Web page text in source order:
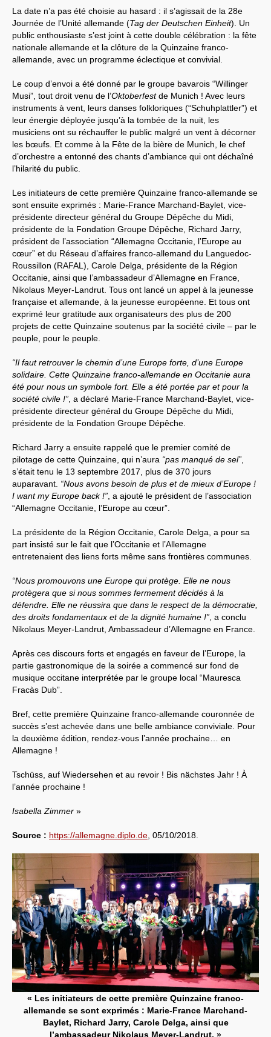
La date n’a pas été choisie au hasard : il s’agissait de la 28e
Journée de l’Unité allemande (Tag der Deutschen Einheit). Un
public enthousiaste s’est joint à cette double célébration : la fête
nationale allemande et la clôture de la Quinzaine franco-
allemande, avec un programme éclectique et convivial.
Le coup d’envoi a été donné par le groupe bavarois “Willinger
Musi”, tout droit venu de l’Oktoberfestde Munich ! Avec leurs
instruments à vent, leurs danses folkloriques (“Schuhplattler”) et
leur énergie déployée jusqu’à la tombée de la nuit, les
musiciens ont su réchauffer le public malgré un vent à décorner
les bœufs. Et comme à la Fête de la bière de Munich, le chef
d’orchestre a entonné des chants d’ambiance qui ont déchaîné
l’hilarité du public.
Les initiateurs de cette première Quinzaine franco-allemande se
sont ensuite exprimés : Marie-France Marchand-Baylet, vice-
présidente directeur général du Groupe Dépêche du Midi,
présidente de la Fondation Groupe Dépêche, Richard Jarry,
président de l’association “Allemagne Occitanie, l’Europe au
cœur” et du Réseau d’affaires franco-allemand du Languedoc-
Roussillon (RAFAL), Carole Delga, présidente de la Région
Occitanie, ainsi que l’ambassadeur d’Allemagne en France,
Nikolaus Meyer-Landrut. Tous ont lancé un appel à la jeunesse
française et allemande, à la jeunesse européenne. Et tous ont
exprimé leur gratitude aux organisateurs des plus de 200
projets de cette Quinzaine soutenus par la société civile – par le
peuple, pour le peuple.
“Il faut retrouver le chemin d’une Europe forte, d’une Europe
solidaire. Cette Quinzaine franco-allemande en Occitanie aura
été pour nous un symbole fort. Elle a été portée par et pour la
société civile !” , a déclaré Marie-France Marchand-Baylet, vice-
présidente directeur général du Groupe Dépêche du Midi,
présidente de la Fondation Groupe Dépêche.
Richard Jarry a ensuite rappelé que le premier comité de
pilotage de cette Quinzaine, qui n’aura “pas manqué de sel”
s’était tenu le 13 septembre 2017, plus de 370 jours
auparavant. “Nous avons besoin de plus et de mieux d’Europe !
I want my Europe back !” , a ajouté le président de l’association
“Allemagne Occitanie, l’Europe au cœur”.
La présidente de la Région Occitanie, Carole Delga, a pour sa
part insisté sur le fait que l’Occitanie et l’Allemagne
entretenaient des liens forts même sans frontières communes.
“Nous promouvons une Europe qui protège. Elle ne nous
protègera que si nous sommes fermement décidés à la
défendre. Elle ne réussira que dans le respect de la démocratie,
des droits fondamentaux et de la dignité humaine !” , a conclu
Nikolaus Meyer-Landrut, Ambassadeur d’Allemagne en France.
Après ces discours forts et engagés en faveur de l’Europe, la
partie gastronomique de la soirée a commencé sur fond de
musique occitane interprétée par le groupe local “Mauresca
Fracàs Dub”.
Bref, cette première Quinzaine franco-allemande couronnée de
succès s’est achevée dans une belle ambiance conviviale. Pour
la deuxième édition, rendez-vous l’année prochaine… en
Allemagne !
Tschüss, auf Wiedersehen et au revoir ! Bis nächstes Jahr ! À
l’année prochaine !
Isabella Zimmer »
Source : https://allemagne.diplo.de , 05/10/2018.
« Les initiateurs de cette première Quinzaine franco-
allemande se sont exprimés : Marie-France Marchand-
Baylet, Richard Jarry, Carole Delga, ainsi que
l’ambassadeur Nikolaus Meyer-Landrut. »